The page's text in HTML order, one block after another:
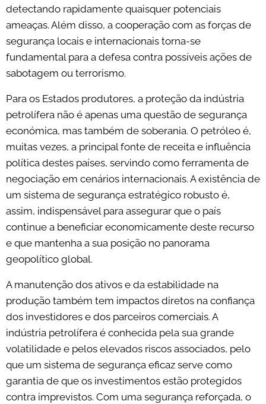
detectando rapidamente quaisquer potenciais
ameaças. Além disso, a cooperação com as forças de
segurança locais e internacionais torna-se
fundamental para a defesa contra possíveis ações de
sabotagem ou terrorismo.
Para os Estados produtores, a proteção da indústria
petrolífera não é apenas uma questão de segurança
económica, mas também de soberania. O petróleo é,
muitas vezes, a principal fonte de receita e influência
política destes países, servindo como ferramenta de
negociação em cenários internacionais. A existência de
um sistema de segurança estratégico robusto é,
assim, indispensável para assegurar que o país
continue a beneficiar economicamente deste recurso
e que mantenha a sua posição no panorama
geopolítico global.
A manutenção dos ativos e da estabilidade na
produção também tem impactos diretos na confiança
dos investidores e dos parceiros comerciais. A
indústria petrolífera é conhecida pela sua grande
volatilidade e pelos elevados riscos associados, pelo
que um sistema de segurança eficaz serve como
garantia de que os investimentos estão protegidos
contra imprevistos. Com uma segurança reforçada, o